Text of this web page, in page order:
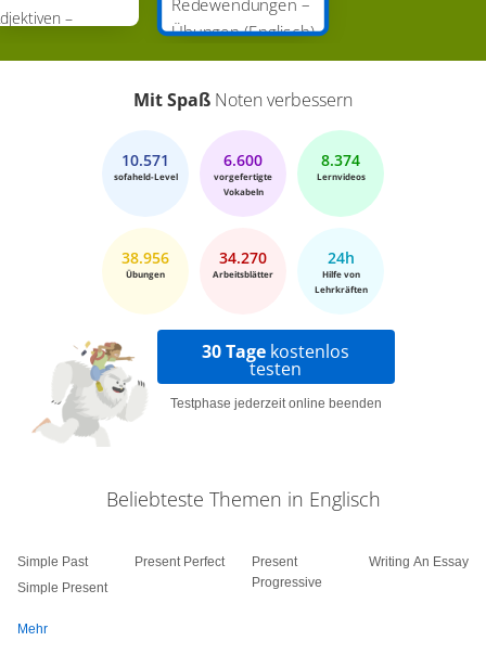
–
Übungen (Englisch)
Mit Spaß Noten verbessern
10.571
sofaheld-Level
6.600
vorgefertigte
Vokabeln
8.374
Lernvideos
38.956
Übungen
34.270
Arbeitsblätter
24h
Hilfe von
Lehrkräften
30 Tage kostenlos
testen
Testphase jederzeit online beenden
Beliebteste Themen in Englisch
Simple Past
Simple Present
Present Perfect
Present
Progressive
Writing An Essay
Mehr